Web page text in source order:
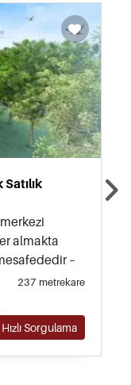
almakta
–
etmek
237 metrekare
Hızlı Sorgulama